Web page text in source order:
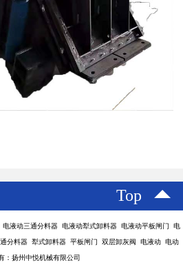
Top
液动三通分料器 电液动犁式卸料器 电液动平板闸门 电
分料器 犁式卸料器 平板闸门 双层卸灰阀 电液动 电动
：扬州中悦机械有限公司